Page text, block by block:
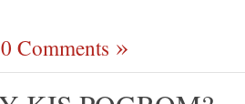
0 Comments